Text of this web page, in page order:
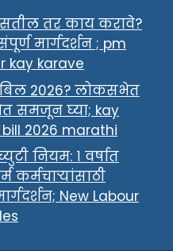
तर काय करावे?
मार्गदर्शन ; pm
kay karave
2026? लोकसभेत
समजून घ्या; kay
2026 marathi
नियम: १ वर्षात
कर्मचाऱ्यांसाठी
New Labour